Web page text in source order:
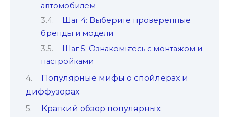
автомобилем
Шаг 4: Выберите проверенные
бренды и модели
Шаг 5: Ознакомьтесь с монтажом и
настройками
Популярные мифы о спойлерах и
диффузорах
Краткий обзор популярных